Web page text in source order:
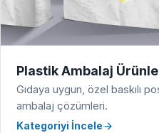
Plastik Ambalaj
Gıdaya uygun, özel baskılı
ambalaj çözümleri.
Kategoriyi İncele